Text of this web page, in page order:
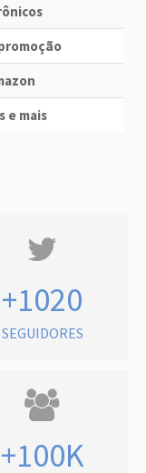
e mais
+1020
SEGUIDORES
+100K